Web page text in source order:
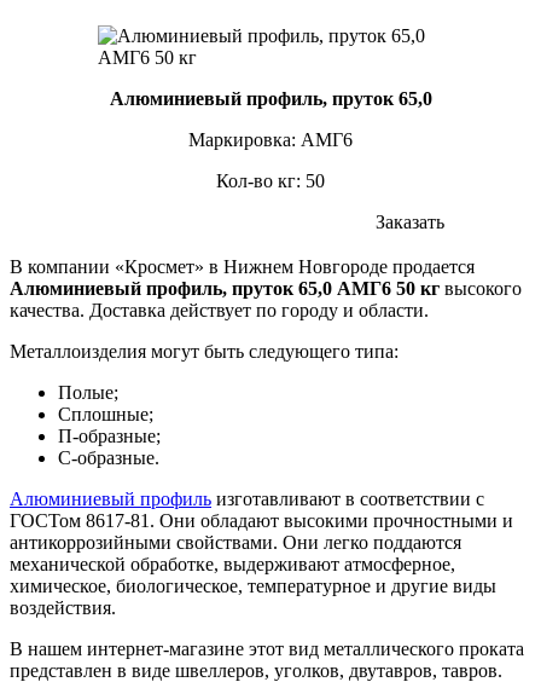
Алюминиевый профиль, пруток 65,0
Маркировка: АМГ6
Кол-во кг: 50
Заказать
В компании «Кросмет» в Нижнем Новгороде продается
Алюминиевый профиль, пруток 65,0 АМГ6 50 кг высокого
качества. Доставка действует по городу и области.
Металлоизделия могут быть следующего типа:
Полые;
Сплошные;
П-образные;
С-образные.
Алюминиевый профиль изготавливают в соответствии с
ГОСТом 8617-81. Они обладают высокими прочностными и
антикоррозийными свойствами. Они легко поддаются
механической обработке, выдерживают атмосферное,
химическое, биологическое, температурное и другие виды
воздействия.
В нашем интернет-магазине этот вид металлического проката
представлен в виде швеллеров, уголков, двутавров, тавров.